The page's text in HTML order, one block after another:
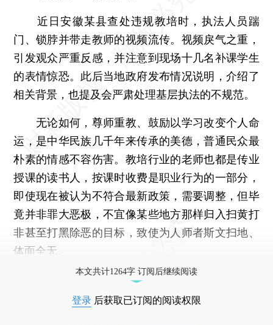
近日安徽某县查处违规教培时，执法人员踹
门、锁脖并带走教师的视频流传。视频戾气之重，
引发观众严重反感，并注意到现场十几名补课学生
的表情惊恐。此后当地政府发布情况说明，介绍了
相关背景，也提及会严肃处理基层执法的不规范。
无论如何，尊师重教、鼓励以学习改变个人命
运，是中华民族几千年来传承的美德，普通民众最
朴素的情感不容伤害。教培行业的老师也都是传业
授课的读书人，按课时收费是职业行为的一部分，
即使现在被认为不符合最新政策，需要调整，但毕
竟并非罪大恶极，不宜像某些地方那样归入扫黄打
非甚至打黑除恶的目标，致使为人师者斯文扫地、
体面全无。
本文共计1264字 订阅后继续阅读
登录 后获取已订阅的阅读权限